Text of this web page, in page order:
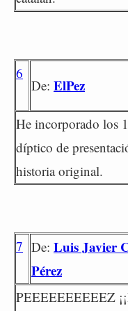
6
De: ElPez
He incorporado los
díptico de
historia original.
7 De: Luis Javier
Pérez
PEEEEEEEEEEZ